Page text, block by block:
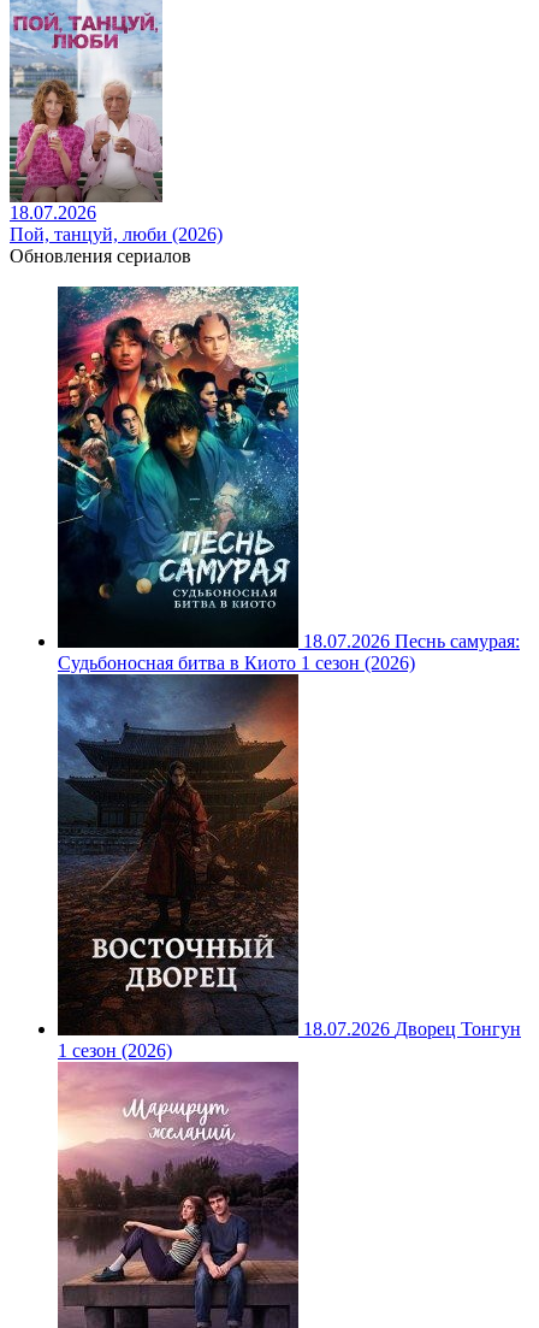
18.07.2026
Пой, танцуй, люби (2026)
Обновления сериалов
18.07.2026 Песнь самурая:
Судьбоносная битва в Киото 1 сезон (2026)
18.07.2026 Дворец Тонгун
1 сезон (2026)